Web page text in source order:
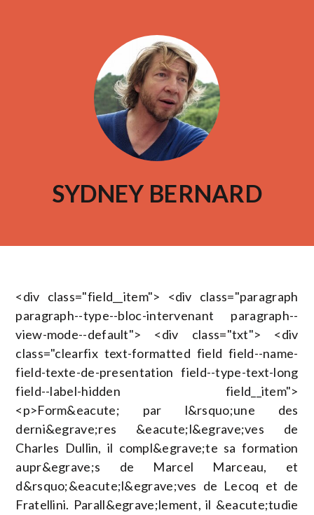
SYDNEY BERNARD
<div class="field__item"> <div class="paragraph
paragraph--type--bloc-intervenant paragraph--
view-mode--default"> <div class="txt"> <div
class="clearfix text-formatted field field--name-
field-texte-de-presentation field--type-text-long
field--label-hidden field__item">
<p>Form&eacute; par l&rsquo;une des
derni&egrave;res &eacute;l&egrave;ves de
Charles Dullin, il compl&egrave;te sa formation
aupr&egrave;s de Marcel Marceau, et
d&rsquo;&eacute;l&egrave;ves de Lecoq et de
Fratellini. Parall&egrave;lement, il &eacute;tudie